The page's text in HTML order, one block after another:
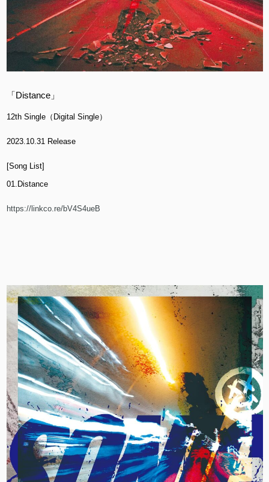
「Distance」
12th Single（Digital Single）
2023.10.31 Release
[Song List]
01.Distance
https://linkco.re/bV4S4ueB